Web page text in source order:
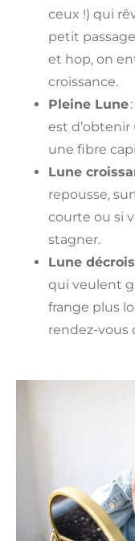
ceux !) qui
petit
et hop, on
croissance.
Pleine Lune
est
une fibre
Lune
repousse,
courte ou si
stagner.
Lune
qui veulent
frange plus
rendez-vous